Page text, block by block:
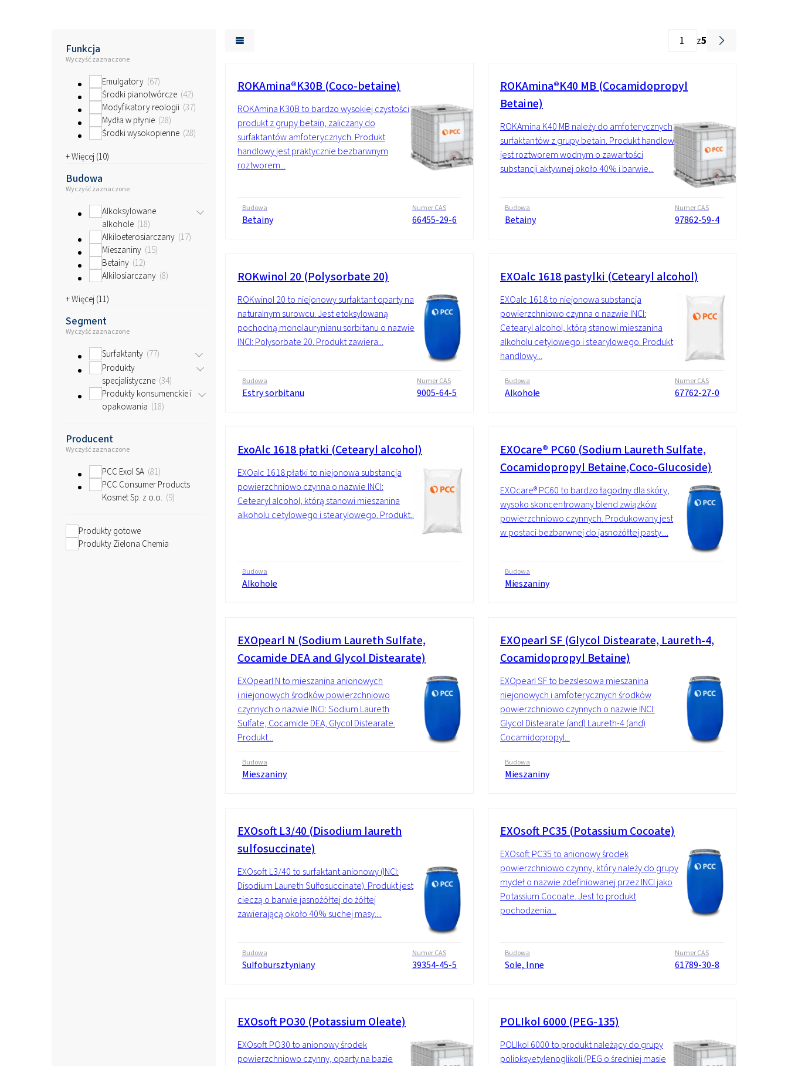
Funkcja
Wyczyść zaznaczone
Emulgatory 67
Środki pianotwórcze 42
Modyfikatory reologii 37
Mydła w płynie 28
Środki wysokopienne 28
+ Więcej (10)
Budowa
Wyczyść zaznaczone
Alkoksylowane
alkohole 18
Alkiloeterosiarczany 17
Mieszaniny 15
Betainy 12
Alkilosiarczany 8
+ Więcej (11)
Segment
Wyczyść zaznaczone
Surfaktanty 77
Produkty
specjalistyczne 34
Produkty konsumenckie i
opakowania 18
Producent
Wyczyść zaznaczone
PCC Exol SA 81
PCC Consumer Products
Kosmet Sp. z o.o. 9
Produkty gotowe
Produkty Zielona Chemia
z5
ROKAmina®K30B (Coco-betaine)
ROKAmina K30B to bardzo wysokiej czystości
produkt z grupy betain, zaliczany do
surfaktantów amfoterycznych. Produkt
handlowy jest praktycznie bezbarwnym
roztworem...
Budowa
Betainy
Numer CAS
66455-29-6
ROKAmina®K40 MB (Cocamidopropyl
Betaine)
ROKAmina K40 MB należy do amfoterycznych
surfaktantów z grupy betain. Produkt handlowy
jest roztworem wodnym o zawartości
substancji aktywnej około 40% i barwie...
Budowa
Betainy
Numer CAS
97862-59-4
ROKwinol 20 (Polysorbate 20)
ROKwinol 20 to niejonowy surfaktant oparty na
naturalnym surowcu. Jest etoksylowaną
pochodną monolaurynianu sorbitanu o nazwie
INCI: Polysorbate 20. Produkt zawiera...
Budowa
Estry sorbitanu
Numer CAS
9005-64-5
EXOalc 1618 pastylki (Cetearyl alcohol)
EXOalc 1618 to niejonowa substancja
powierzchniowo czynna o nazwie INCI:
Cetearyl alcohol, którą stanowi mieszanina
alkoholu cetylowego i stearylowego. Produkt
handlowy...
Budowa
Alkohole
Numer CAS
67762-27-0
ExoAlc 1618 płatki (Cetearyl alcohol)
EXOalc 1618 płatki to niejonowa substancja
powierzchniowo czynna o nazwie INCI:
Cetearyl alcohol, którą stanowi mieszanina
alkoholu cetylowego i stearylowego. Produkt...
Budowa
Alkohole
EXOcare® PC60 (Sodium Laureth Sulfate,
Cocamidopropyl Betaine,Coco-Glucoside)
EXOcare® PC60 to bardzo łagodny dla skóry,
wysoko skoncentrowany blend związków
powierzchniowo czynnych. Produkowany jest
w postaci bezbarwnej do jasnożółtej pasty....
Budowa
Mieszaniny
EXOpearl N (Sodium Laureth Sulfate,
Cocamide DEA and Glycol Distearate)
EXOpearl N to mieszanina anionowych
i niejonowych środków powierzchniowo
czynnych o nazwie INCI: Sodium Laureth
Sulfate, Cocamide DEA, Glycol Distearate.
Produkt...
Budowa
Mieszaniny
EXOpearl SF (Glycol Distearate, Laureth-4,
Cocamidopropyl Betaine)
EXOpearl SF to bezslesowa mieszanina
niejonowych i amfoterycznych środków
powierzchniowo czynnych o nazwie INCI:
Glycol Distearate (and) Laureth-4 (and)
Cocamidopropyl...
Budowa
Mieszaniny
EXOsoft L3/40 (Disodium laureth
sulfosuccinate)
EXOsoft L3/40 to surfaktant anionowy (INCI:
Disodium Laureth Sulfosuccinate). Produkt jest
cieczą o barwie jasnożółtej do żółtej
zawierającą około 40% suchej masy....
Budowa
Sulfobursztyniany
Numer CAS
39354-45-5
EXOsoft PC35 (Potassium Cocoate)
EXOsoft PC35 to anionowy środek
powierzchniowo czynny, który należy do grupy
mydeł o nazwie zdefiniowanej przez INCI jako
Potassium Cocoate. Jest to produkt
pochodzenia...
Budowa
Sole, Inne
Numer CAS
61789-30-8
EXOsoft PO30 (Potassium Oleate)
EXOsoft PO30 to anionowy środek
powierzchniowo czynny, oparty na bazie
POLIkol 6000 (PEG-135)
POLIkol 6000 to produkt należący do grupy
polioksyetylenoglikoli (PEG o średniej masie